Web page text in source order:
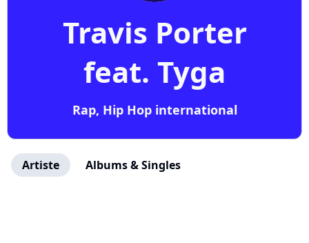
Travis Porter
feat. Tyga
Rap, Hip Hop international
Artiste Albums & Singles